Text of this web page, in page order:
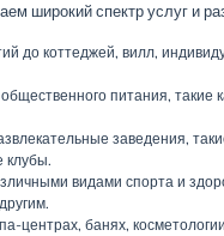
широкий спектр услуг и
до коттеджей, вилл,
питания,
заведения,
клубы.
видами спорта и
центрах, банях,